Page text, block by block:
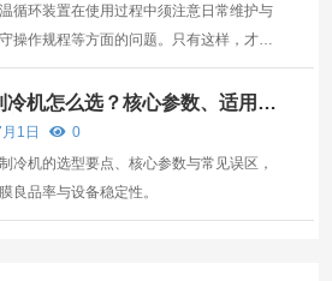
循环装置在使用过程中须注意日常维护与
操作规程等方面的问题。只有这样，才能
确性和安全性，为材料科学的研究提供有
冷机怎么选？核心参数、适用场
评估指南
1日
0
冷机的选型要点、核心参数与常见误区，
良品率与设备稳定性。